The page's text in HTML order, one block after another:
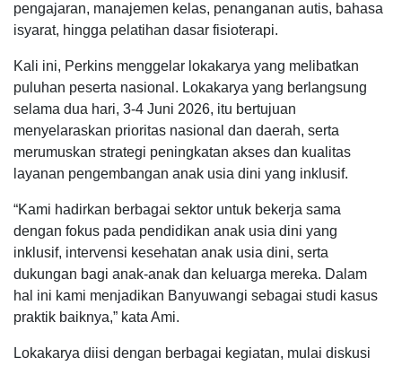
pengajaran, manajemen kelas, penanganan autis, bahasa
isyarat, hingga pelatihan dasar fisioterapi.
Kali ini, Perkins menggelar lokakarya yang melibatkan
puluhan peserta nasional. Lokakarya yang berlangsung
selama dua hari, 3-4 Juni 2026, itu bertujuan
menyelaraskan prioritas nasional dan daerah, serta
merumuskan strategi peningkatan akses dan kualitas
layanan pengembangan anak usia dini yang inklusif.
“Kami hadirkan berbagai sektor untuk bekerja sama
dengan fokus pada pendidikan anak usia dini yang
inklusif, intervensi kesehatan anak usia dini, serta
dukungan bagi anak-anak dan keluarga mereka. Dalam
hal ini kami menjadikan Banyuwangi sebagai studi kasus
praktik baiknya,” kata Ami.
Lokakarya diisi dengan berbagai kegiatan, mulai diskusi